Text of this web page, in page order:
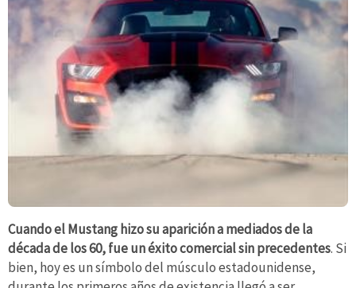
Cuando el Mustang hizo su aparición a mediados de la
década de los 60, fue un éxito comercial sin precedentes. Si
bien, hoy es un símbolo del músculo estadounidense,